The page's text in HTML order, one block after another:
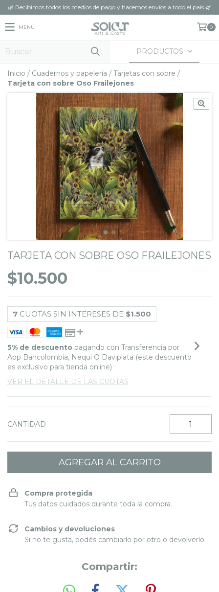
🌿 Recibimos todos los medios de pago y hacemos envíos a todo el país 🌿
MENÚ 0
PRODUCTOS
Inicio / Cuadernos y papelería / Tarjetas con sobre /
Tarjeta con sobre Oso Frailejones
TARJETA CON SOBRE OSO FRAILEJONES
$10.500
7 CUOTAS SIN INTERESES DE $1.500
5% de descuento pagando con Transferencia por
App Bancolombia, Nequi O Daviplata (este descuento
es exclusivo para tienda online)
VER EL DETALLE DE LAS CUOTAS
CANTIDAD
Compra protegida
Tus datos cuidados durante toda la compra.
Cambios y devoluciones
Si no te gusta, podés cambiarlo por otro o devolverlo.
Compartir: